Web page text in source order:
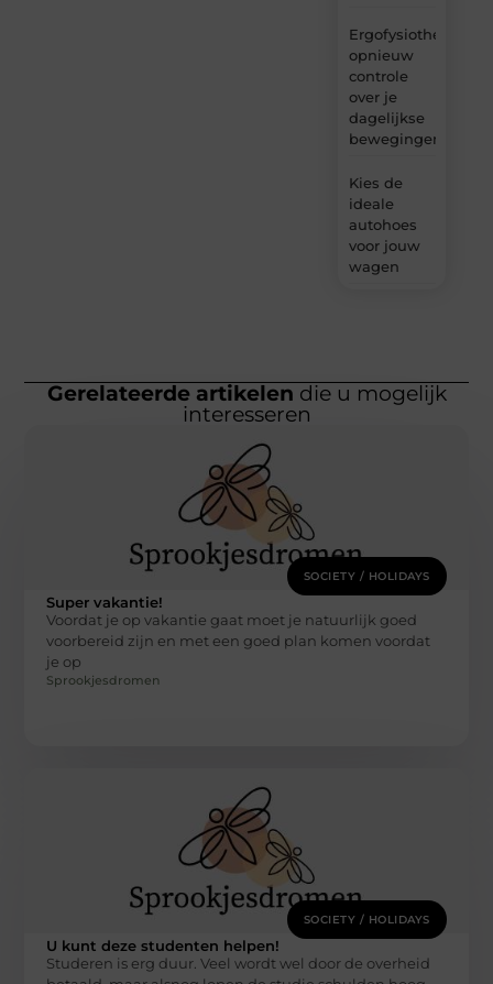
Ergofysiotherapie:
opnieuw
controle
over je
dagelijkse
bewegingen
Kies de
ideale
autohoes
voor jouw
wagen
Gerelateerde artikelen die u mogelijk
interesseren
SOCIETY / HOLIDAYS
Super vakantie!
Voordat je op vakantie gaat moet je natuurlijk goed
voorbereid zijn en met een goed plan komen voordat
je op
Sprookjesdromen
SOCIETY / HOLIDAYS
U kunt deze studenten helpen!
Studeren is erg duur. Veel wordt wel door de overheid